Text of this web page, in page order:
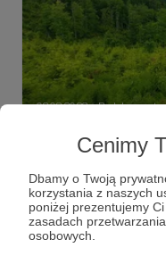
Cenimy
Dbamy o Twoją
korzystania z naszych
poniżej prezentujemy
zasadach
osobowych.
03.08.2023 ● Brak
Urlop!
mnie najlepszy
urlop góry